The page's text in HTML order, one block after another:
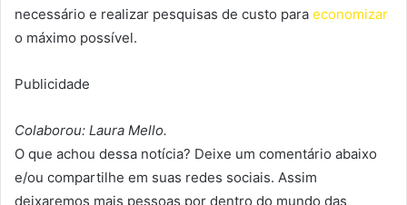
necessário e realizar pesquisas de custo para economizar
o máximo possível.
Publicidade
Colaborou: Laura Mello.
O que achou dessa notícia? Deixe um comentário abaixo
e/ou compartilhe em suas redes sociais. Assim
deixaremos mais pessoas por dentro do mundo das